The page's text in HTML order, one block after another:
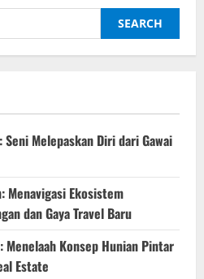
Seni Melepaskan Diri dari Gawai
Menavigasi Ekosistem
dan Gaya Travel Baru
Menelaah Konsep Hunian Pintar
Estate